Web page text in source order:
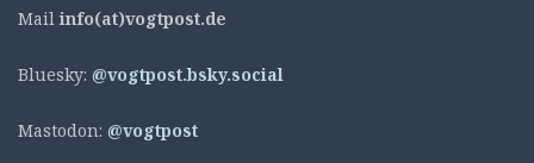
Mail info(at)vogtpost.de
Bluesky: @vogtpost.bsky.social
Mastodon: @vogtpost